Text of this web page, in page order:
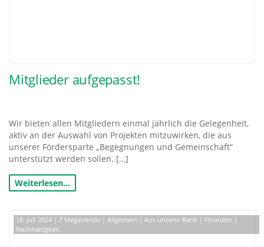
Mitglieder aufgepasst!
Wir bieten allen Mitgliedern einmal jährlich die Gelegenheit,
aktiv an der Auswahl von Projekten mitzuwirken, die aus
unserer Fördersparte „Begegnungen und Gemeinschaft“
unterstützt werden sollen. […]
Weiterlesen…
18. Juli 2024 | 7 Megatrends | Allgemein | Aus unserer Bank | Finanzen |
Nachhaltigkeit